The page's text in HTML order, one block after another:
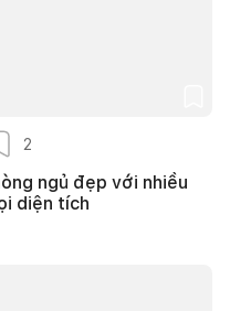
2
ngủ đẹp với nhiều
diện tích